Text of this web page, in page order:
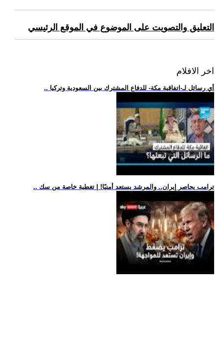
التعليق والتصويت على الموضوع في الموقع الرئيسي
اخر الافلام
.. أي رسائل لـ-اتفاقية مكة- للدفاع المشترك بين السعودية وتركيا
.. ترامب يحاصر إيران.. والمرشد يستعد أمنيًا! | تغطية خاصة من سك